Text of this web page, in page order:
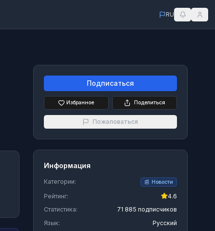
RU
Подписаться
Избранное Поделиться
Пожаловаться
Информация
Категории: 📰 Новости
Рейтинг:
4.6
Статистика:
71 885 подписчиков
Язык:
Русский